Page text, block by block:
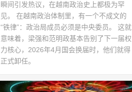
瞬间引发热议，在越南政治史上都极为罕
见。 在越南政治体制里，有一个不成文的
“铁律”：政治局成员必须是中央委员。 这就
意味着，梁强和范明政基本告别了下一届权
力核心，2026年4月国会换届时，他们就得
正式卸任。